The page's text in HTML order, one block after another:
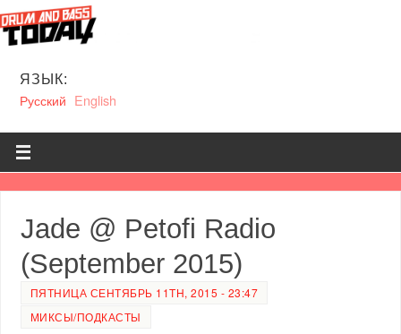
ЯЗЫК:
Русский English
Jade @ Petofi Radio
(September 2015)
ПЯТНИЦА СЕНТЯБРЬ 11TH, 2015 - 23:47
МИКСЫ/ПОДКАСТЫ